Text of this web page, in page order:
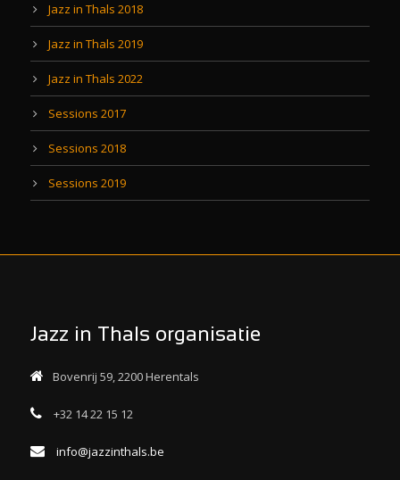
Jazz in Thals 2018
Jazz in Thals 2019
Jazz in Thals 2022
Sessions 2017
Sessions 2018
Sessions 2019
Jazz in Thals organisatie
Bovenrij 59, 2200 Herentals
+32 14 22 15 12
info@jazzinthals.be